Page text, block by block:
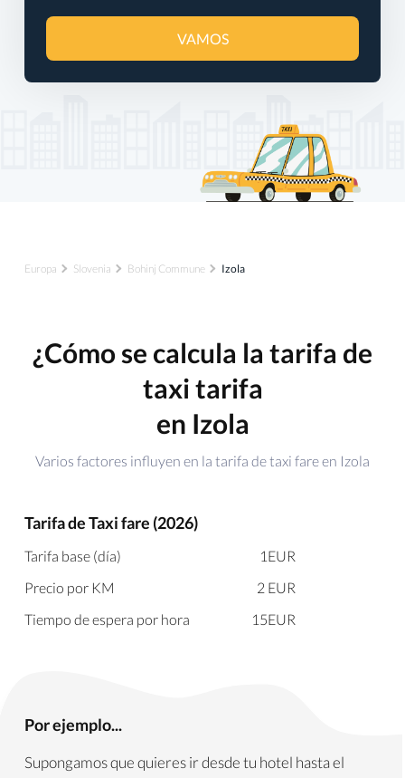
VAMOS
Europa Slovenia Bohinj Commune Izola
¿Cómo se calcula la tarifa de
taxi tarifa
en Izola
Varios factores influyen en la tarifa de taxi fare en Izola
Tarifa de Taxi fare (2026)
Tarifa base (día) 1 EUR
Precio por KM
2 EUR
Tiempo de espera por hora
15EUR
Por ejemplo...
Supongamos que quieres ir desde tu hotel hasta el